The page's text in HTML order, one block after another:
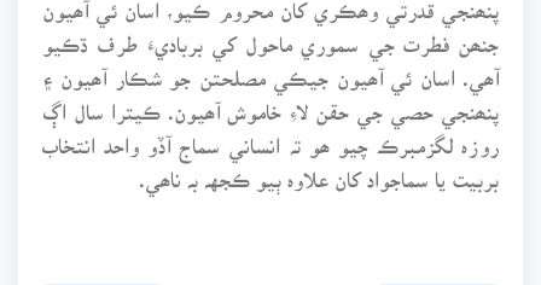
جنھن فطرت جي سموري ماحول کي برباديءَ طرف ڌڪيو
آھي. اسان ئي آھيون جيڪي مصلحتن جو شڪار آھيون ۽
پنھنجي حصي جي حقن لاءِ خاموش آھيون. ڪيترا سال اڳ
روزہ لگزمبرڪ چيو ھو تہ انساني سماج آڏو واحد انتخاب
بربيت يا سماجواد کان علاوہ ٻيو ڪجهہ بہ ناھي.